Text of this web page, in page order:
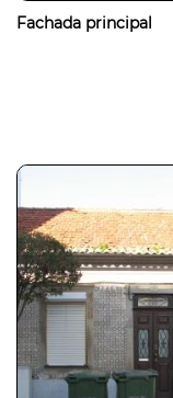
Fachada principal